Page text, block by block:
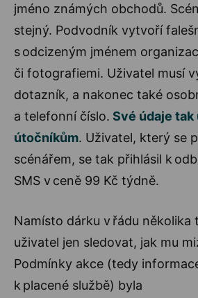
jméno známých obchodů.
stejný. Podvodník vytvoří
s odcizeným jménem
či fotografiemi. Uživatel musí
dotazník, a nakonec také
a telefonní číslo. Své údaje
útočníkům. Uživatel, který se
scénářem, se tak přihlásil k
SMS v ceně 99 Kč týdně.
Namísto dárku v řádu několika
uživatel jen sledovat, jak mu
Podmínky akce (tedy
k placené službě) byla